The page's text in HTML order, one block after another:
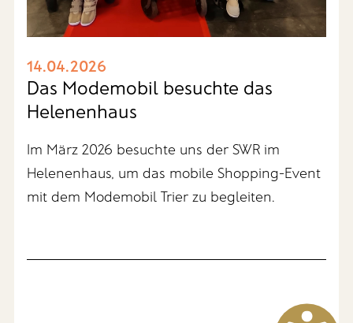
14.04.2026
Das Modemobil besuchte das
Helenenhaus
Im März 2026 besuchte uns der SWR im
Helenenhaus, um das mobile Shopping-Event
mit dem Modemobil Trier zu begleiten.